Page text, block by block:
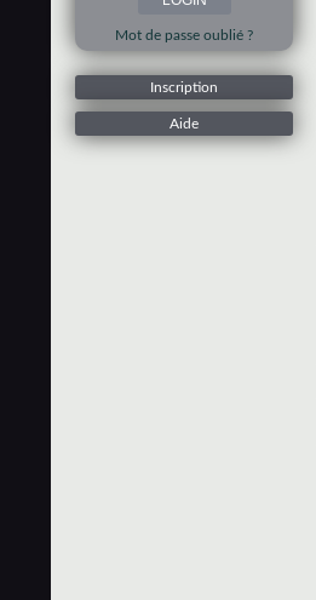
Mot de passe oublié ?
Inscription
Aide